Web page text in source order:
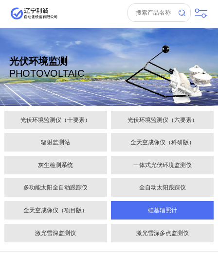
光伏环境监测
PHOTOVOLTAIC
光伏环境监测仪（十要素） 光伏环境监测仪（六要素）
辐射监测站 全天空成像仪（科研版）
灰尘检测系统 一体式光伏环境监测仪
多功能太阳全自动跟踪仪 全自动太阳跟踪仪
全天空成像仪（项目版） 硅基辐照计
激光雪深监测仪 激光雪深多点监测仪